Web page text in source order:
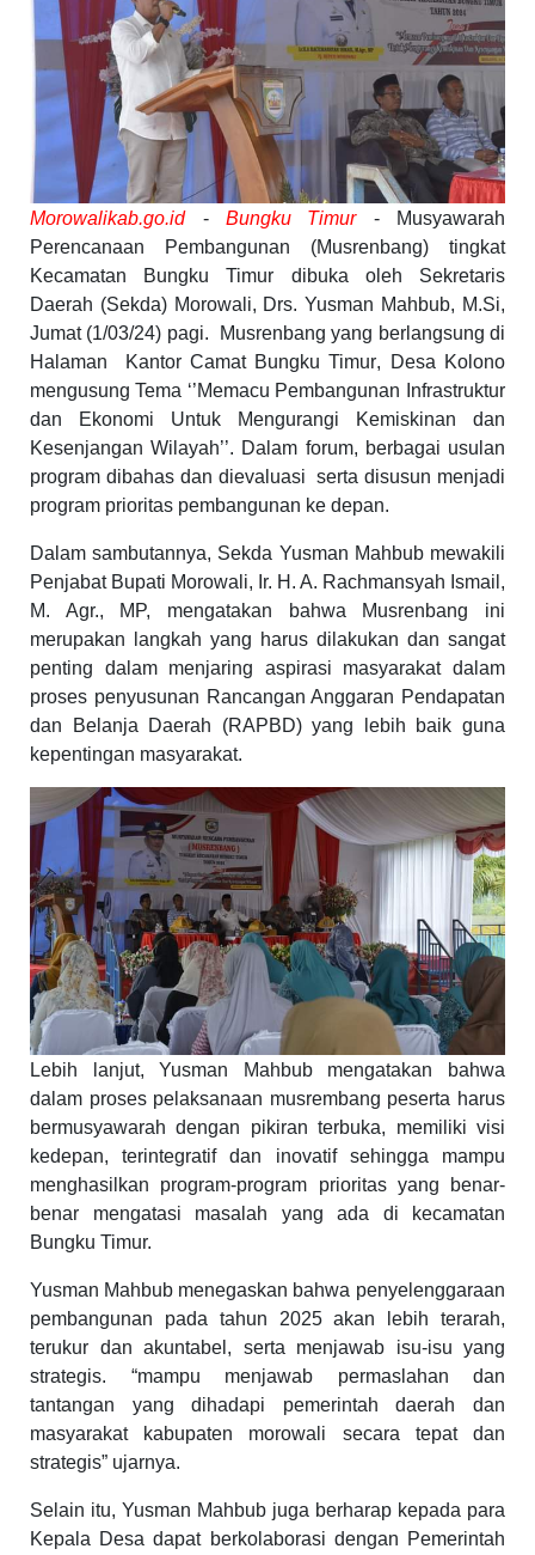
Morowalikab.go.id - Bungku Timur
- Musyawarah
Perencanaan Pembangunan (Musrenbang) tingkat
Kecamatan Bungku Timur dibuka oleh Sekretaris
Daerah (Sekda) Morowali, Drs. Yusman Mahbub, M.Si,
Jumat (1/03/24) pagi.
Musrenbang yang berlangsung di
Halaman Kantor Camat Bungku Timur, Desa Kolono
mengusung Tema ‘’Memacu Pembangunan Infrastruktur
dan Ekonomi Untuk Mengurangi Kemiskinan dan
Kesenjangan Wilayah’’. Dalam forum, berbagai usulan
program dibahas dan dievaluasi
serta disusun menjadi
program prioritas pembangunan ke depan.
Dalam sambutannya, Sekda Yusman Mahbub mewakili
Penjabat Bupati Morowali, Ir. H. A. Rachmansyah smai l,
M. Agr., MP, mengatakan bahwa Musrenbang ini
merupakan langkah yang harus dilakukan dan sangat
penting dalam menjaring aspirasi masyarakat dalam
proses penyusunan Rancangan Anggaran Pendapatan
dan Belanja Daerah (RAPBD) yang lebih baik guna
kepentingan masyarakat.
Lebih lanjut,Yusman Mahbub mengatakan bahwa
dalam proses pelaksanaan musrembang peserta harus
bermusyawarah dengan pikiran terbuka, memiliki visi
kedepan, terintegratif dan inovatif sehingga mampu
menghasilkan program-program prioritas yang benar-
benar mengatasi masalah yang ada di kecamatan
Bungku Timur.
Yusman Mahbub menegaskan bahwa penyelenggaraan
pembangunan pada tahun 2025 akan lebih terarah,
terukur dan akuntabel, serta menjawab isu-isu yang
strategis. “mampu menjawab permaslahan dan
tantangan yang dihadapi pemerintah daerah dan
masyarakat kabupaten morowali secara tepat dan
strategis” ujarnya.
Selain itu, Yusman Mahbub juga berharap kepada para
Kepala Desa dapat berkolaborasi dengan Pemerintah